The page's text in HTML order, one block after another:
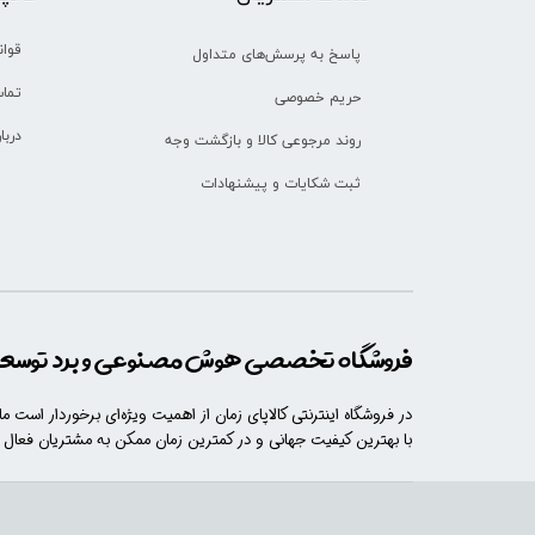
پاسخ به پرسش‌های متداول
حریم خصوصی
روند مرجوعی کالا و بازگشت وجه
ثبت شکایات و پیشنهادات
فروشگاه تخصصی هوش مصنوعی و برد
در فروشگاه اینترنتی کالاپای زمان از اهمیت ویژه‌ای برخوردار
با​​​ بهترین کیفیت جهانی و در کمترین زمان ممکن به مشتریان